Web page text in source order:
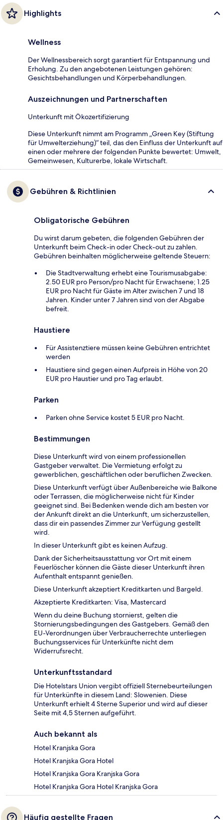
Highlights
Wellness
Der Wellnessbereich sorgt garantiert für Entspannung und
Erholung. Zu den angebotenen Leistungen gehören:
Gesichtsbehandlungen und Körperbehandlungen.
Auszeichnungen und Partnerschaften
Unterkunft mit Ökozertifizierung
Diese Unterkunft nimmt am Programm „Green Key (Stiftung
für Umwelterziehung)“ teil, das den Einfluss der Unterkunft auf
einen oder mehrere der folgenden Punkte bewertet: Umwelt,
Gemeinwesen, Kulturerbe, lokale Wirtschaft.
Gebühren & Richtlinien
Obligatorische Gebühren
Du wirst darum gebeten, die folgenden Gebühren der
Unterkunft beim Check-in oder Check-out zu zahlen.
Gebühren beinhalten möglicherweise geltende Steuern:
Die Stadtverwaltung erhebt eine Tourismusabgabe:
2.50 EUR pro Person/pro Nacht für Erwachsene; 1.25
EUR pro Nacht für Gäste im Alter zwischen 7 und 18
Jahren. Kinder unter 7 Jahren sind von der Abgabe
befreit.
Haustiere
Für Assistenztiere müssen keine Gebühren entrichtet
werden
Haustiere sind gegen einen Aufpreis in Höhe von 20
EUR pro Haustier und pro Tag erlaubt.
Parken
Parken ohne Service kostet 5 EUR pro Nacht.
Bestimmungen
Diese Unterkunft wird von einem professionellen
Gastgeber verwaltet. Die Vermietung erfolgt zu
gewerblichen, geschäftlichen oder beruflichen Zwecken.
Diese Unterkunft verfügt über Außenbereiche wie Balkone
oder Terrassen, die möglicherweise nicht für Kinder
geeignet sind. Bei Bedenken wende dich am besten vor
der Ankunft direkt an die Unterkunft, um sicherzustellen,
dass dir ein passendes Zimmer zur Verfügung gestellt
wird.
In dieser Unterkunft gibt es keinen Aufzug.
Dank der Sicherheitsausstattung vor Ort mit einem
Feuerlöscher können die Gäste dieser Unterkunft ihren
Aufenthalt entspannt genießen.
Diese Unterkunft akzeptiert Kreditkarten und Bargeld.
Akzeptierte Kreditkarten: Visa, Mastercard
Wenn du deine Buchung stornierst, gelten die
Stornierungsbedingungen des Gastgebers. Gemäß den
EU-Verordnungen über Verbraucherrechte unterliegen
Buchungsservices für Unterkünfte nicht dem
Widerrufsrecht.
Unterkunftsstandard
Die Hotelstars Union vergibt offiziell Sternebeurteilungen
für Unterkünfte in diesem Land: Slowenien. Diese
Unterkunft erhielt 4 Sterne Superior und wird auf dieser
Seite mit 4,5 Sternen aufgeführt.
Auch bekannt als
Hotel Kranjska Gora
Hotel Kranjska Gora Hotel
Hotel Kranjska Gora Kranjska Gora
Hotel Kranjska Gora Hotel Kranjska Gora
Häufig gestellte Fragen